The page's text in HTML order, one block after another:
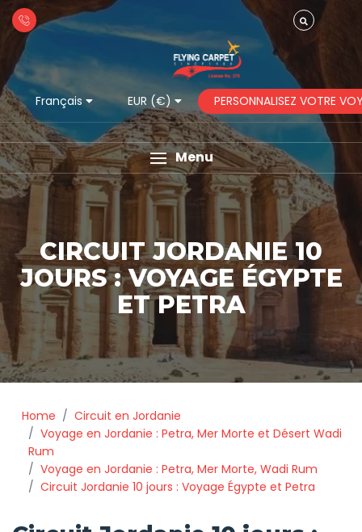
Français EUR (€) PERSONNALISEZ VOTRE
Menu
CIRCUIT JORDANIE 10
JOURS : VOYAGE ÉGYPTE
ET PETRA
Home
Circuit en Jordanie
Voyage en Jordanie : Petra, Mer Morte et Désert Wadi
Rum
Voyage en Jordanie : Petra, Mer Morte, Wadi Rum
Circuit Jordanie 10 jours : Voyage Égypte et Petra